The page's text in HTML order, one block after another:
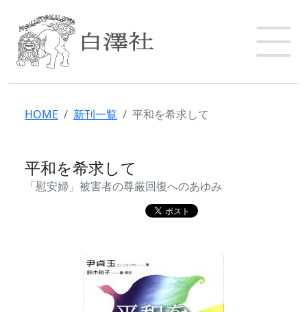
HOME 新刊一覧 平和を希求して
平和を希求して
「慰安婦」被害者の尊厳回復へのあゆみ